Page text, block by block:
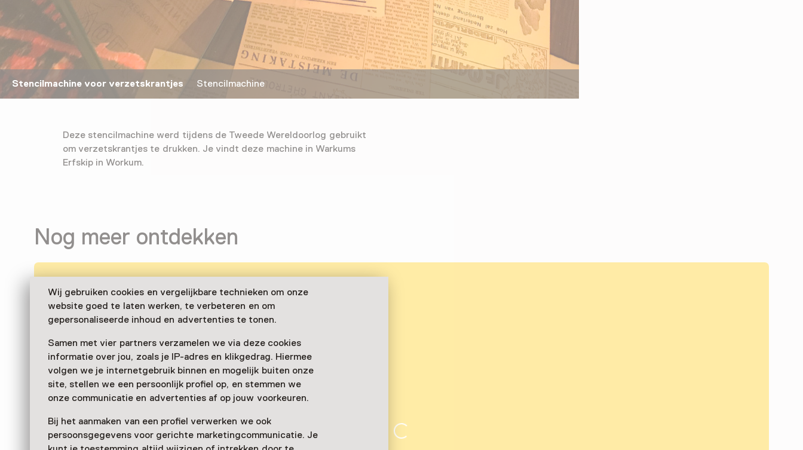
Wij gebruiken cookies en vergelijkbare technieken om onze
website goed te laten werken, te verbeteren en om
gepersonaliseerde inhoud en advertenties te tonen.
Samen met vier partners verzamelen we via deze cookies
informatie over jou, zoals je IP-adres en klikgedrag. Hiermee
volgen we je internetgebruik binnen en mogelijk buiten onze
site, stellen we een persoonlijk profiel op, en stemmen we
onze communicatie en advertenties af op jouw voorkeuren.
Bij het aanmaken van een profiel verwerken we ook
persoonsgegevens voor gerichte marketingcommunicatie. Je
Stencilmachine voor verzetskrantjes Stencilmachine
Deze stencilmachine werd tijdens de Tweede Wereldoorlog gebruikt
om verzetskrantjes te drukken. Je vindt deze machine in Warkums
Erfskip in Workum.
Nog meer ontdekken